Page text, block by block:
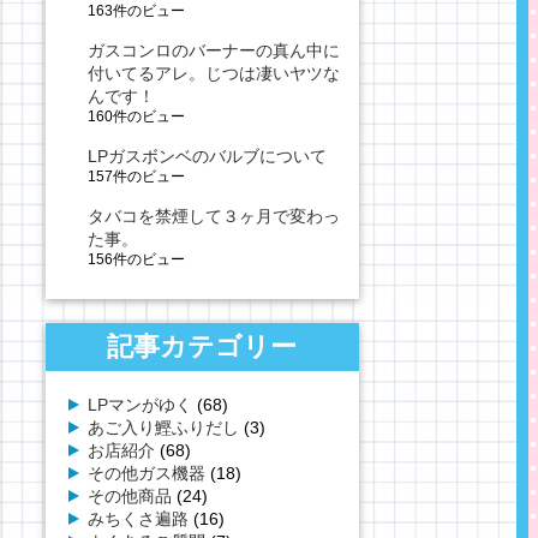
163件のビュー
ガスコンロのバーナーの真ん中に
付いてるアレ。じつは凄いヤツな
んです！
160件のビュー
LPガスボンベのバルブについて
157件のビュー
タバコを禁煙して３ヶ月で変わっ
た事。
156件のビュー
記事カテゴリー
LPマンがゆく (68)
あご入り鰹ふりだし (3)
お店紹介 (68)
その他ガス機器 (18)
その他商品 (24)
みちくさ遍路 (16)